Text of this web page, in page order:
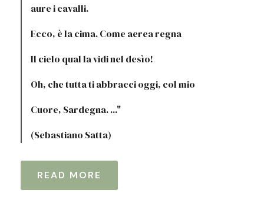
aure i cavalli.
Ecco, è la cima. Come aerea regna
Il cielo qual la vidi nel desìo!
Oh, che tutta ti abbracci oggi, col mio
Cuore, Sardegna. ..."
(Sebastiano Satta)
READ MORE